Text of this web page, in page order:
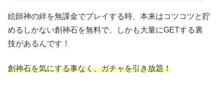
絵師神の絆を無課金でプレイする時、本来はコツコツと貯
めるしかない創神石を無料で、しかも大量にGETする裏
技があるんです！
創神石を気にする事なく、ガチャを引き放題！